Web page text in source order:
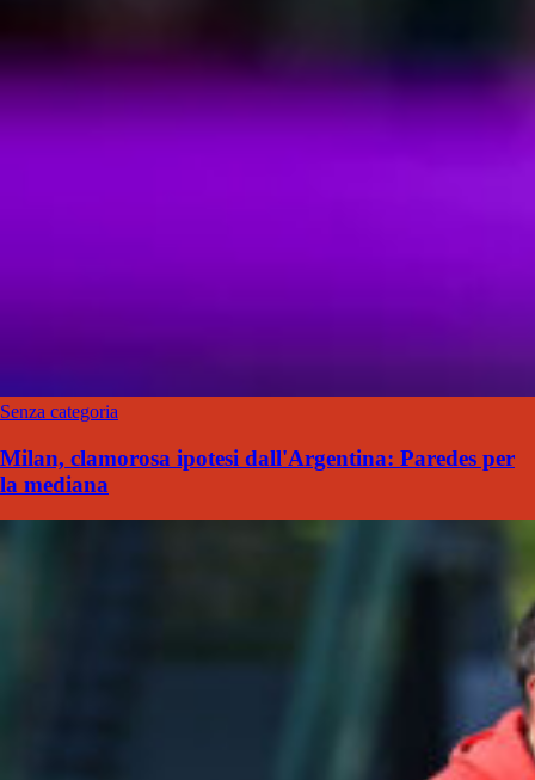
Senza categoria
Milan, clamorosa ipotesi dall'Argentina: Paredes per
la mediana